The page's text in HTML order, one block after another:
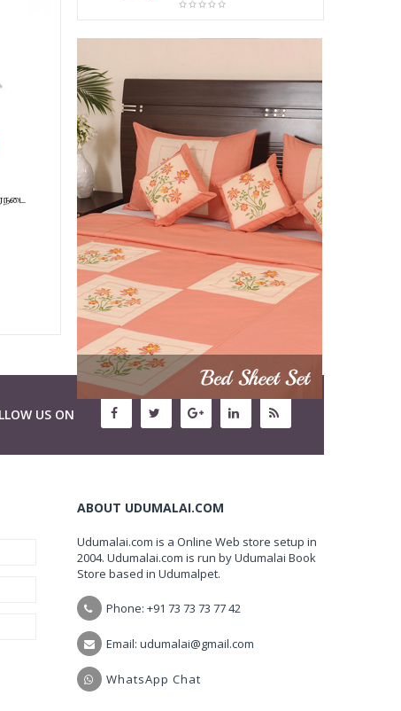
US ON
ABOUT UDUMALAI.COM
Udumalai.com is a Online Web store setup in
2004. Udumalai.com is run by Udumalai Book
Store based in Udumalpet.
Phone: +91 73 73 73 77 42
Email: udumalai@gmail.com
WhatsApp Chat